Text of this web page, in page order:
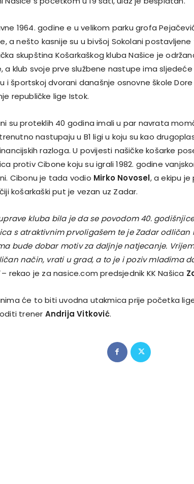
1964. godine e u velikom parku grofa
a nešto kasnije su u bivšoj Sokolani
skupština Košarkaškog kluba Našice je
a klub svoje prve službene nastupe ima
i športskoj dvorani današnje osnovne škole
republičke lige Istok.
su proteklih 40 godina imali u par navrata
nastupaju u B1 ligi u koju su kao
razloga. U povijesti našičke košarke
protiv Cibone koju su igrali 1982. godine
Cibonu je tada vodio Mirko Novosel, a ekipu
košarkaški put je vezan uz Zadar.
kluba bila je da se povodom 40.
s atraktivnim prvoligašem te je Zadar odličan
bude dobar motiv za daljnje natjecanje.
način, vrati u grad, a to je i poziv mladima
rekao je za nasice.com predsjednik KK Našica
će to biti uvodna utakmica prije početka
trener Andrija Vitković.